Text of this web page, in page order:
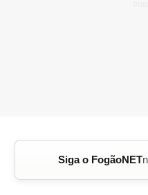
Siga o FogãoNET